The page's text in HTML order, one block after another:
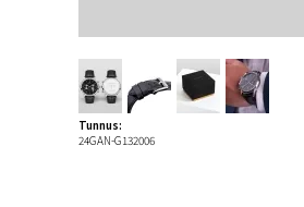
Tunnus:
24GAN-G132006